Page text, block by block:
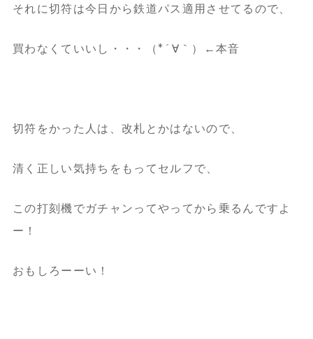
それに切符は今日から鉄道パス適用させてるので、
買わなくていいし・・・（*´∀｀）←本音
切符をかった人は、改札とかはないので、
清く正しい気持ちをもってセルフで、
この打刻機でガチャンってやってから乗るんですよ
ー！
おもしろーーい！